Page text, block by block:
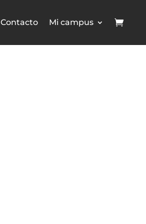
Contacto Mi campus